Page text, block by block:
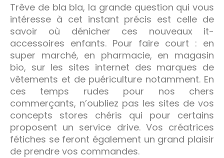
Trêve de bla bla, la grande question qui vous
intéresse à cet instant précis est celle de
savoir où dénicher ces nouveaux it-
accessoires enfants. Pour faire court : en
super marché, en pharmacie, en magasin
bio, sur les sites internet des marques de
vêtements et de puériculture notamment. En
ces temps rudes pour nos chers
commerçants, n’oubliez pas les sites de vos
concepts stores chéris qui pour certains
proposent un service drive. Vos créatrices
fétiches se feront également un grand plaisir
de prendre vos commandes.